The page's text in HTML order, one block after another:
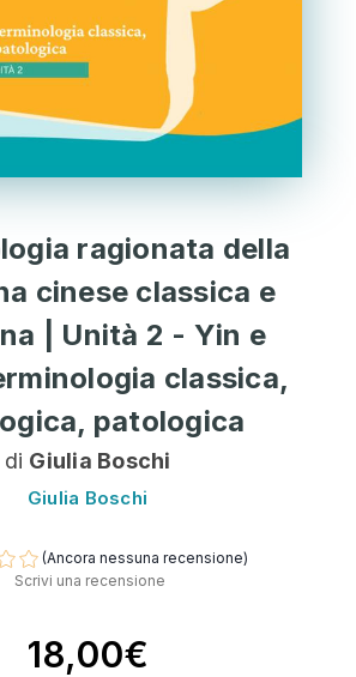
ragionata della
cinese classica e
| Unità 2 - Yin e
classica,
patologica
di Giulia Boschi
Giulia Boschi
(Ancora nessuna recensione)
Scrivi una recensione
18,00€